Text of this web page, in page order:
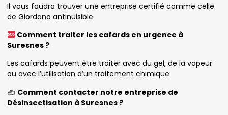
Il vous faudra trouver une entreprise certifié comme celle
de Giordano antinuisible
Comment traiter les cafards en urgence à
Suresnes ?
Les cafards peuvent être traiter avec du gel, de la vapeur
ou avec l’utilisation d’un traitement chimique
✍️ Comment contacter notre entreprise de
Désinsectisation à Suresnes ?